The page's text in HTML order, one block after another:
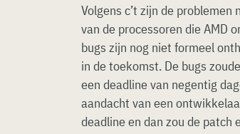
Volgens c’t zijn de
van de processoren die AMD
bugs zijn nog niet formeel
in de toekomst. De bugs
een deadline van negentig
aandacht van een
deadline en dan zou de patch